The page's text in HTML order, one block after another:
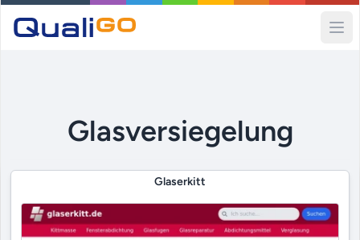
Glasversiegelung
Glaserkitt